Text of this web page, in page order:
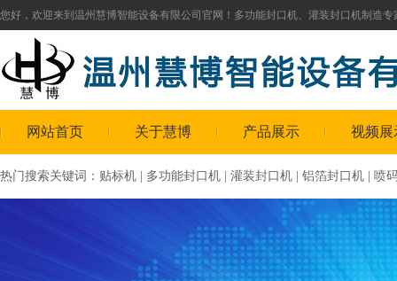
您好，欢迎来到温州慧博智能设备有限公司官网！ 多功能封口机、 灌装封口机制造专
网站首页 关于慧博 产品展示 视频展
热门搜索关键词： 贴标机 多功能封口机 灌装封口机 铝箔封口机 喷